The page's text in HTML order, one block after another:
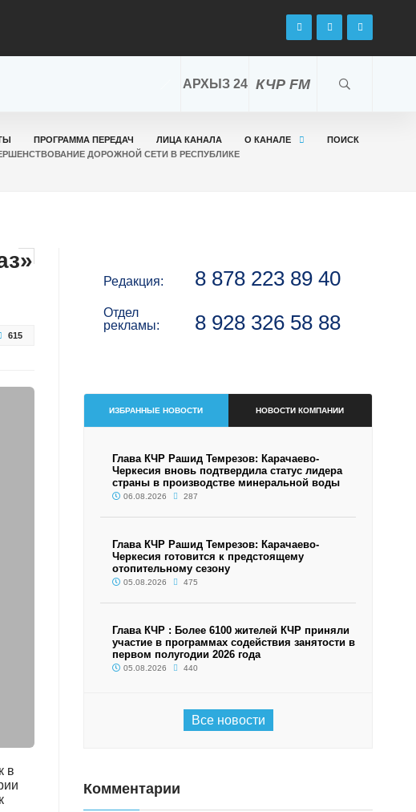
КЧР FM
АРХЫЗ 24
ПРОГРАММА ПЕРЕДАЧ ЛИЦА КАНАЛА О КАНАЛЕ
ПОИСК
ДОРОЖНОЙ СЕТИ В РЕСПУБЛИКЕ
615
в
Редакция: 8 878 223 89 40
Отдел
рекламы:
8 928 326 58 88
ИЗБРАННЫЕ НОВОСТИ НОВОСТИ КОМПАНИИ
Глава КЧР Рашид Темрезов: Карачаево-
Черкесия вновь подтвердила статус лидера
страны в производстве минеральной воды
06.08.2026 287
Глава КЧР Рашид Темрезов: Карачаево-
Черкесия готовится к предстоящему
отопительному сезону
05.08.2026 475
Глава КЧР : Более 6100 жителей КЧР приняли
участие в программах содействия занятости в
первом полугодии 2026 года
05.08.2026 440
Все новости
Комментарии